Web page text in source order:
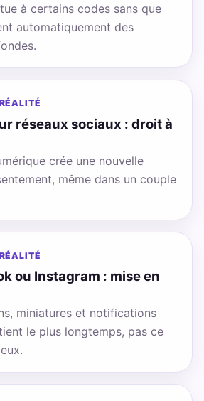
à certains codes sans que
automatiquement des
réseaux sociaux : droit à
crée une nouvelle
même dans un couple
ou Instagram : mise en
miniatures et notifications
le plus longtemps, pas ce